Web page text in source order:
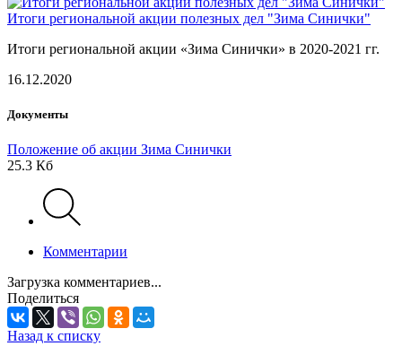
Итоги региональной акции полезных дел "Зима Синички"
Итоги региональной акции «Зима Синички» в 2020-2021 гг.
16.12.2020
Документы
Положение об акции Зима Синички
25.3 Кб
Комментарии
Загрузка комментариев...
Поделиться
Назад к списку